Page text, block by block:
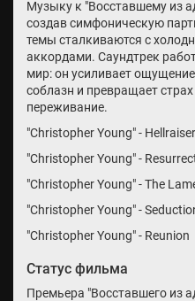
Музыку к "Восставшему из
создав симфоническую
темы сталкиваются с
аккордами. Саундтрек
мир: он усиливает
соблазн и превращает
переживание.
"Christopher Young" - Hellraiser
"Christopher Young" -
"Christopher Young" - The
"Christopher Young" -
"Christopher Young" - Reunion
Статус фильма
Премьера "Восставшего из